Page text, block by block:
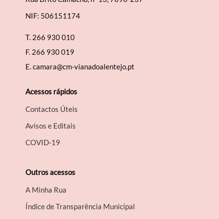
NIF: 506151174
T. 266 930 010
F. 266 930 019
E.camara@cm-vianadoalentejo.pt
Acessos rápidos
Contactos Úteis
Avisos e Editais
COVID-19
Outros acessos
A Minha Rua
Índice de Transparência Municipal